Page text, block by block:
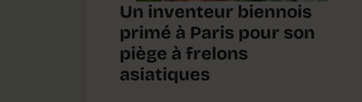
Un inventeur biennois
primé à Paris pour son
piège à frelons
asiatiques